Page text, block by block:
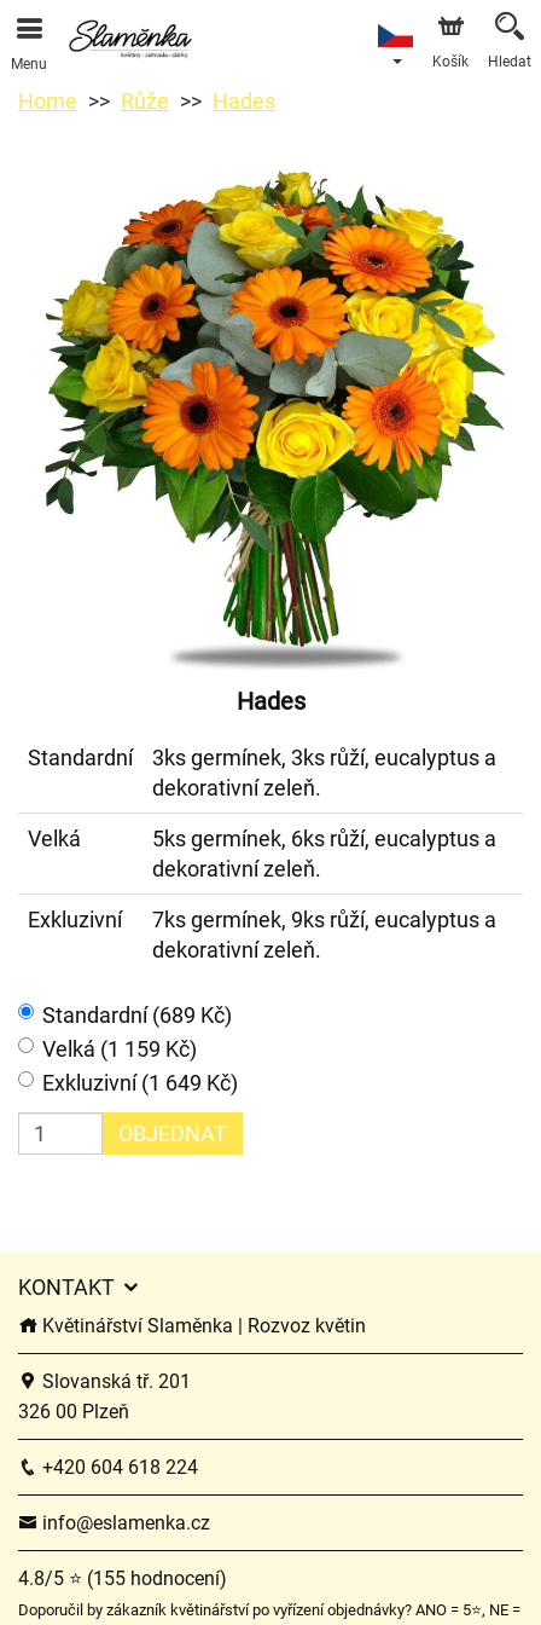
Menu Košík Hledat
Home Růže Hades
Hades
Standardní
3ks germínek, 3ks růží, eucalyptus a
dekorativní zeleň.
Velká
5ks germínek, 6ks růží, eucalyptus a
dekorativní zeleň.
Exkluzivní
7ks germínek, 9ks růží, eucalyptus a
dekorativní zeleň.
Standardní (689 Kč)
Velká (1 159 Kč)
Exkluzivní (1 649 Kč)
OBJEDNAT
KONTAKT
Květinářství Slaměnka | Rozvoz květin
Slovanská tř. 201
326 00 Plzeň
+420 604 618 224
info@eslamenka.cz
4.8/5 ⭐ (155 hodnocení)
Doporučil by zákazník květinářství po vyřízení objednávky? ANO = 5⭐, NE =